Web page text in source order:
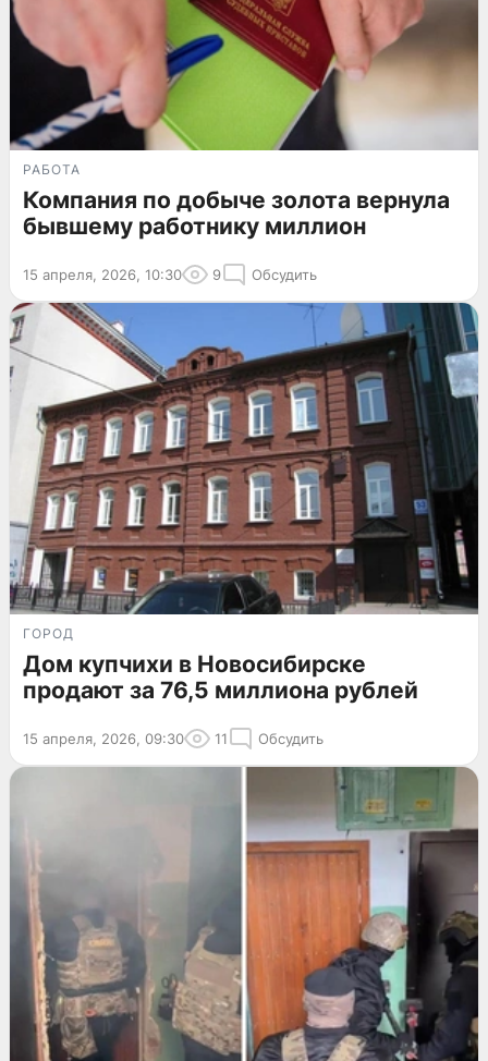
РАБОТА
Компания по добыче золота вернула
бывшему работнику миллион
15 апреля, 2026, 10:30 9 Обсудить
ГОРОД
Дом купчихи в Новосибирске
продают за 76,5 миллиона рублей
15 апреля, 2026, 09:30 11 Обсудить